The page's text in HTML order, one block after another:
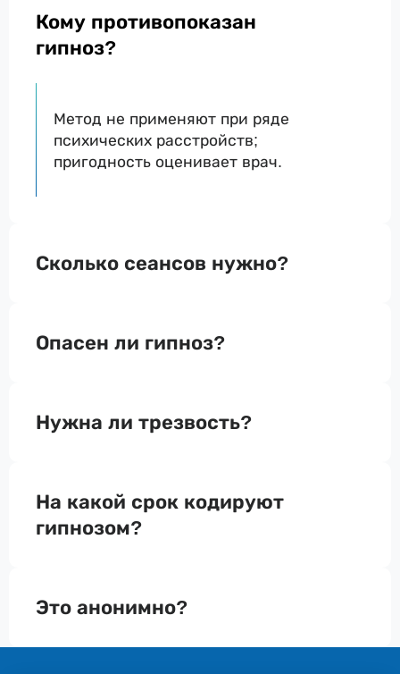
Кому противопоказан
гипноз?
Метод не применяют при ряде
психических расстройств;
пригодность оценивает врач.
Сколько сеансов нужно?
Опасен ли гипноз?
Нужна ли трезвость?
На какой срок кодируют
гипнозом?
Это анонимно?